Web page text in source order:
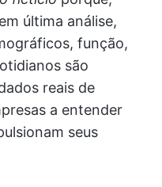
última análise,
função,
são
reais de
a entender
seus